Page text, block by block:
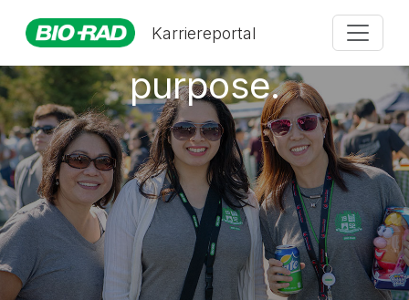
Karriereportal
Empowered by
purpose.